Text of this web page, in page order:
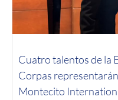
Cuatro talentos de la
Corpas
Montecito